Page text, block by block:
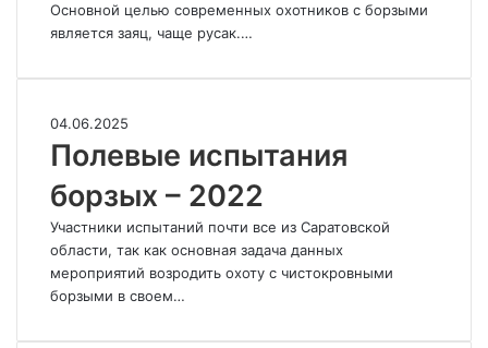
Основной целью современных охотников с борзыми
является заяц, чаще русак.…
Полевые
испытания
борзых
–
04.06.2025
Полевые испытания
борзых – 2022
Участники испытаний почти все из Саратовской
области, так как основная задача данных
мероприятий возродить охоту с чистокровными
борзыми в своем…